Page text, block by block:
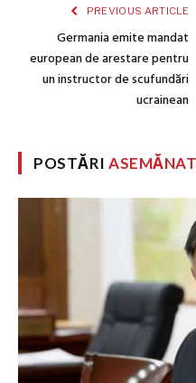
PREVIOUS ARTICLE
Germania emite mandat
european de arestare pentru
un instructor de scufundări
ucrainean
POSTĂRI